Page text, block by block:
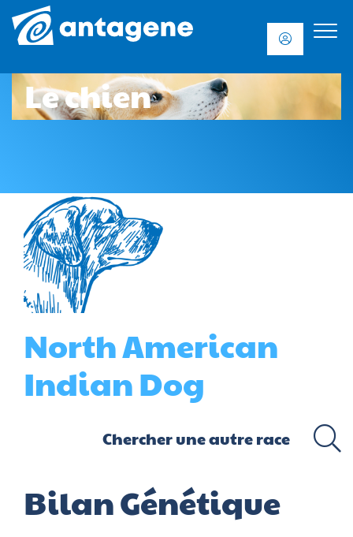
Le chien
North American
Indian Dog
Bilan Génétique